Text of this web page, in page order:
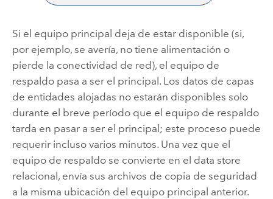
Si el equipo principal deja de estar disponible (si,
por ejemplo, se avería, no tiene alimentación o
pierde la conectividad de red), el equipo de
respaldo pasa a ser el principal. Los datos de capas
de entidades alojadas no estarán disponibles solo
durante el breve período que el equipo de respaldo
tarda en pasar a ser el principal; este proceso puede
requerir incluso varios minutos. Una vez que el
equipo de respaldo se convierte en el data store
relacional, envía sus archivos de copia de seguridad
a la misma ubicación del equipo principal anterior.